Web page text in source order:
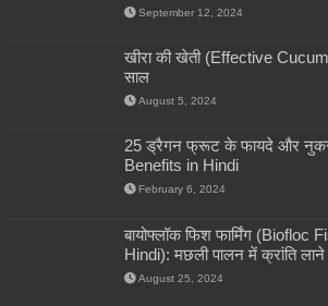
September 12, 2024
खीरा की खेती (Effective
साल
August 5, 2024
25 ड्रैगन फ्रूट के फायदे और
Benefits in Hindi
February 6, 2024
बायोफ्लॉक फिश फार्मिंग (Biofloc
Hindi): मछली पालन में क्रांति
August 25, 2024